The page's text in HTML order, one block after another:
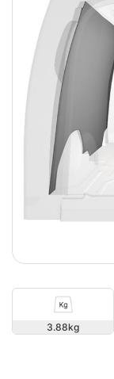
3.88